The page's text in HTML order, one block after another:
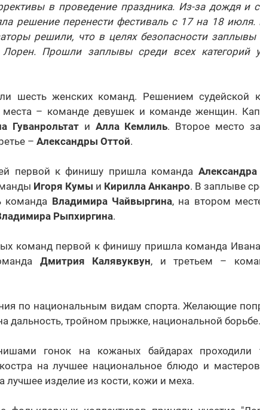
в проведение праздника. Из-за дождя и
решение перенести фестиваль с 17 на 18 июля.
решили, что в целях безопасности
Прошли заплывы среди всех категорий
шесть женских команд. Решением судейской
места – команде девушек и команде женщин.
Гуванрольтати Алла Кемлиль. Второе место
– Александры Оттой.
первой к финишу пришла команда Александра
Игоря Кумы и Кирилла Анканро. В заплыве
команда Владимира Чайвыргина, на втором
Рыпхиргина.
команд первой к финишу пришла команда Ивана
Дмитрия Калявуквун, и третьем –
по национальным видам спорта. Желающие
дальность, тройном прыжке, национальной борьбе.
гонок на кожаных байдарах проходили
на лучшее национальное блюдо и
лучшее изделие из кости, кожи и меха.